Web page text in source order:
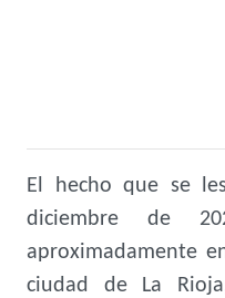
El hecho que se
diciembre de
aproximadamente
ciudad de La